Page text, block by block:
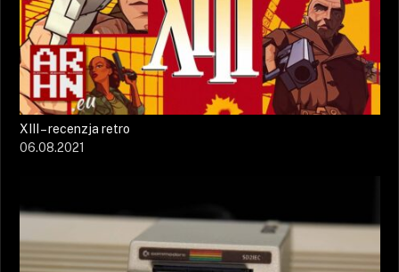
XIII – recenzja retro
06.08.2021